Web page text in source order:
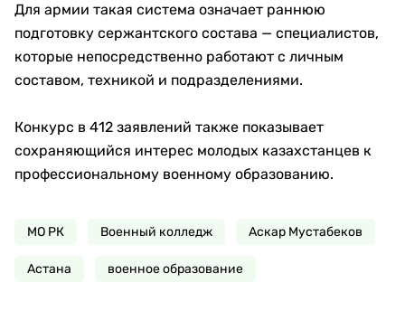
Для армии такая система означает раннюю
подготовку сержантского состава — специалистов,
которые непосредственно работают с личным
составом, техникой и подразделениями.
Конкурс в 412 заявлений также показывает
сохраняющийся интерес молодых казахстанцев к
профессиональному военному образованию.
МО РК Военный колледж Аскар Мустабеков
Астана военное образование